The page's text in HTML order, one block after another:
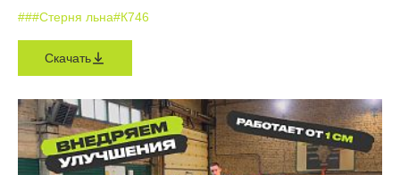
###Стерня льна#К746
Скачать